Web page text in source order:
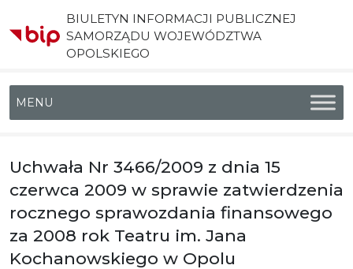
BIULETYN INFORMACJI PUBLICZNEJ
SAMORZĄDU WOJEWÓDZTWA
OPOLSKIEGO
Menu główne
Uchwała Nr 3466/2009 z dnia 15
czerwca 2009 w sprawie zatwierdzenia
rocznego sprawozdania finansowego
za 2008 rok Teatru im. Jana
Kochanowskiego w Opolu